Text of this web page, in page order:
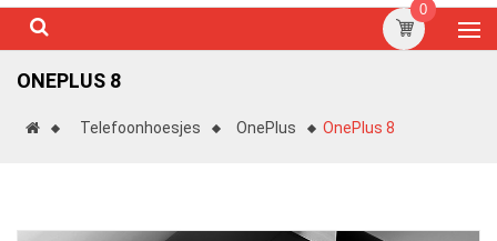
0
ONEPLUS 8
Telefoonhoesjes OnePlus OnePlus 8